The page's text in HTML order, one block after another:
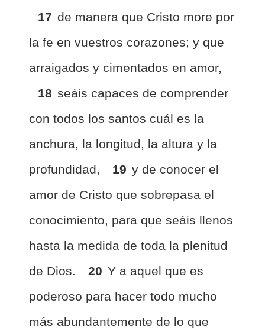
17 de manera que Cristo more por
la fe en vuestros corazones; y que
arraigados y cimentados en amor,
18 seáis capaces de comprender
con todos los santos cuál es la
anchura, la longitud, la altura y la
profundidad,
19 y de conocer el
amor de Cristo que sobrepasa el
conocimiento, para que seáis llenos
hasta la medida de toda la plenitud
de Dios.
20 Y a aquel que es
poderoso para hacer todo mucho
más abundantemente de lo que